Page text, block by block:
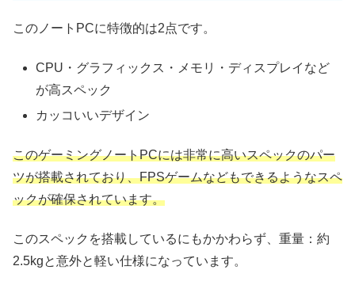
このノートPCに特徴的は2点です。
CPU・グラフィックス・メモリ・ディスプレイなど
が高スペック
カッコいいデザイン
このゲーミングノートPCには非常に高いスペックのパー
ツが搭載されており、FPSゲームなどもできるようなスペ
ックが確保されています。
このスペックを搭載しているにもかかわらず、重量：約
2.5kgと意外と軽い仕様になっています。